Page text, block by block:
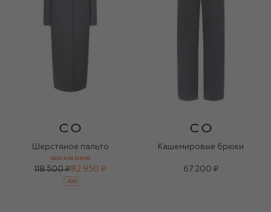
Шерстяное пальто
FASHION SHOW
118 500 ₽82 950 ₽
-30%
Кашемировые брюки
67 200 ₽